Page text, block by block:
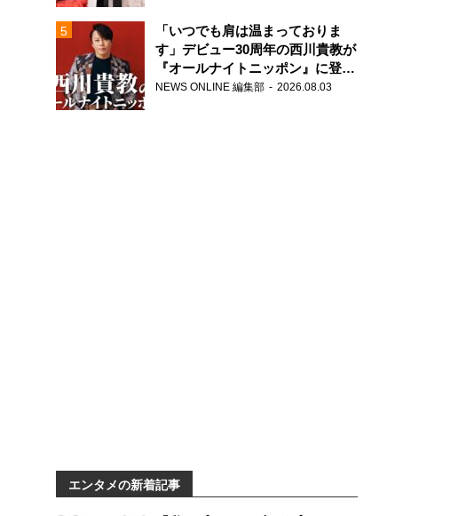
「いつでも肩は温まっておりま
す」デビュー30周年の西川貴教が
『オールナイトニッポン』に登
場！
NEWS ONLINE 編集部 2026.08.03
エンタメの新着記事